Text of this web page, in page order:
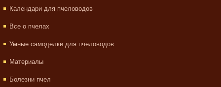
Календари для пчеловодов
Все о пчелах
Умные самоделки для пчеловодов
Материалы
Болезни пчел